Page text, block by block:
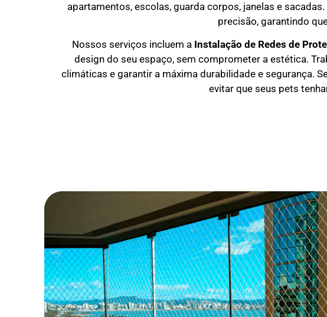
apartamentos, escolas, guarda corpos, janelas e
precisão, garantindo
Nossos serviços incluem a Instalação de Redes de
design do seu espaço, sem comprometer a estética.
climáticas e garantir a máxima durabilidade e segurança.
evitar que seus pets